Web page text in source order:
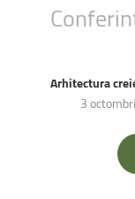
Arhitectura
3